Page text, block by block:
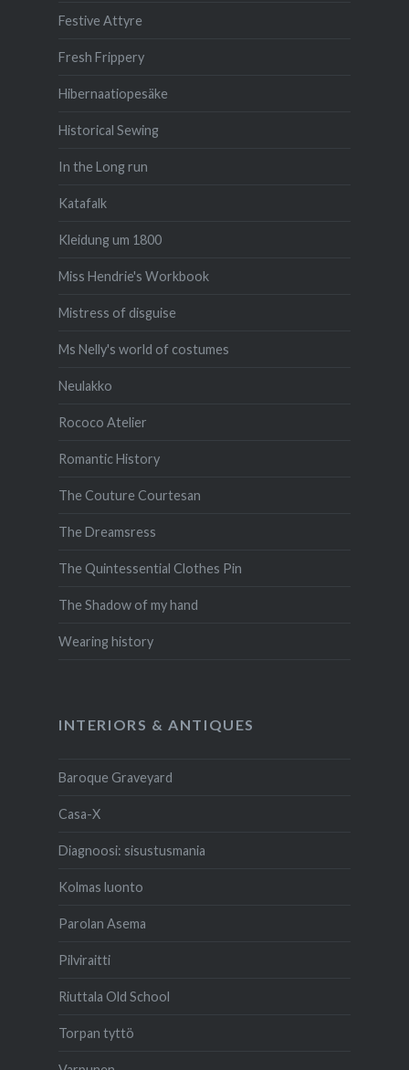
Festive Attyre
Fresh Frippery
Hibernaatiopesäke
Historical Sewing
In the Long run
Katafalk
Kleidung um 1800
Miss Hendrie's Workbook
Mistress of disguise
Ms Nelly's world of costumes
Neulakko
Rococo Atelier
Romantic History
The Couture Courtesan
The Dreamsress
The Quintessential Clothes Pin
The Shadow of my hand
Wearing history
INTERIORS & ANTIQUES
Baroque Graveyard
Casa-X
Diagnoosi: sisustusmania
Kolmas luonto
Parolan Asema
Pilviraitti
Riuttala Old School
Torpan tyttö